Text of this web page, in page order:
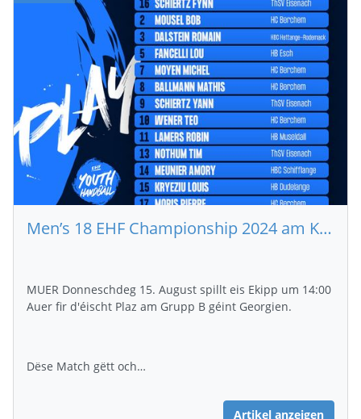
Men’s 18 EHF Championship 2024 am Kosovo
MUER Donneschdeg 15. August spillt eis Ekipp um 14:00
Auer fir d'éischt Plaz am Grupp B géint Georgien.
Dëse Match gëtt och…
Artikel anzeigen